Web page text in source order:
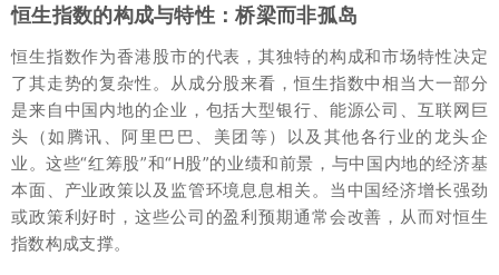
恒生指数的构成与特性：桥梁而非孤岛
恒生指数作为香港股市的代表，其独特的构成和市场特性决定
了其走势的复杂性。从成分股来看，恒生指数中相当大一部分
是来自中国内地的企业，包括大型银行、能源公司、互联网巨
头（如腾讯、阿里巴巴、美团等）以及其他各行业的龙头企
业。这些“红筹股”和“H股”的业绩和前景，与中国内地的经济基
本面、产业政策以及监管环境息息相关。当中国经济增长强劲
或政策利好时，这些公司的盈利预期通常会改善，从而对恒生
指数构成支撑。